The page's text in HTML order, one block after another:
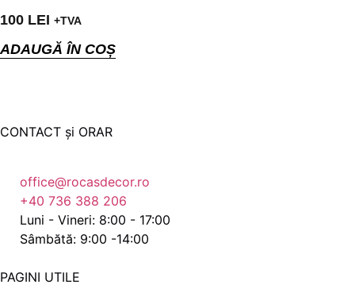
100 LEI +TVA
ADAUGĂ ÎN COȘ
CONTACT și ORAR
office@rocasdecor.ro
+40 736 388 206
Luni - Vineri: 8:00 - 17:00
Sâmbătă: 9:00 -14:00
PAGINI UTILE